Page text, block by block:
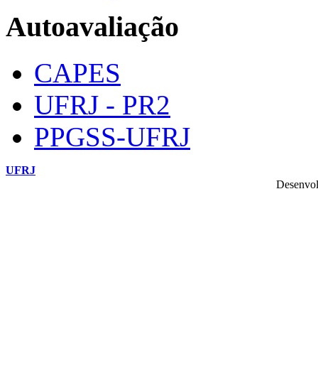
Autoavaliação
CAPES
UFRJ - PR2
PPGSS-UFRJ
UFRJ